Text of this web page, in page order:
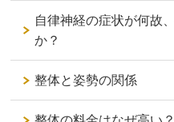
自律神経の症状が何故
か？
整体と姿勢の関係